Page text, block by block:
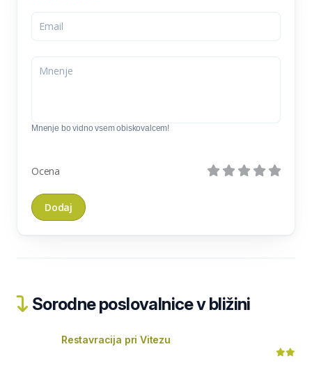
Mnenje bo vidno vsem obiskovalcem!
Ocena
Sorodne poslovalnice v bližini
Restavracija pri Vitezu